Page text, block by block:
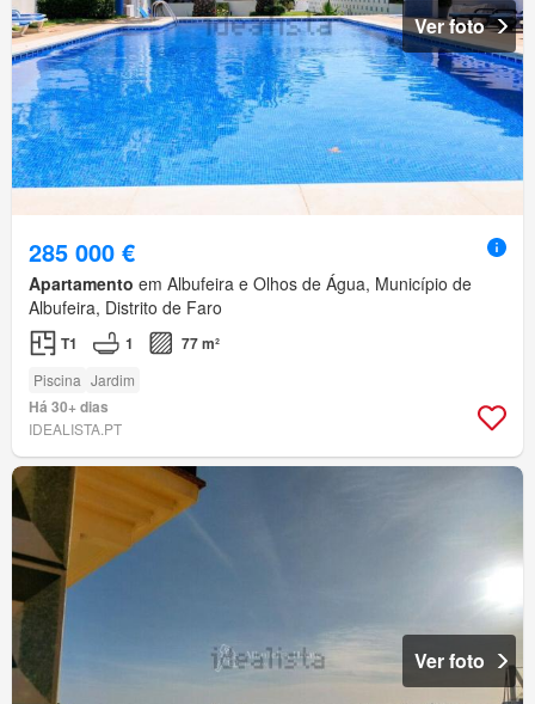
Ver foto
285 000 €
Apartamento em Albufeira e Olhos de Água, Município de
Albufeira, Distrito de Faro
T1 1 77 m²
Piscina Jardim
Há 30+ dias
IDEALISTA.PT
Ver foto